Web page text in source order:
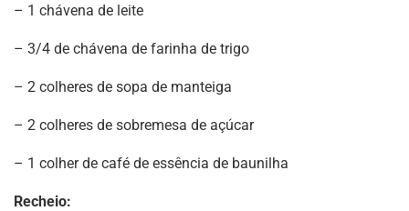
– 1 chávena de leite
– 3/4 de chávena de farinha de trigo
– 2 colheres de sopa de manteiga
– 2 colheres de sobremesa de açúcar
– 1 colher de café de essência de baunilha
Recheio: